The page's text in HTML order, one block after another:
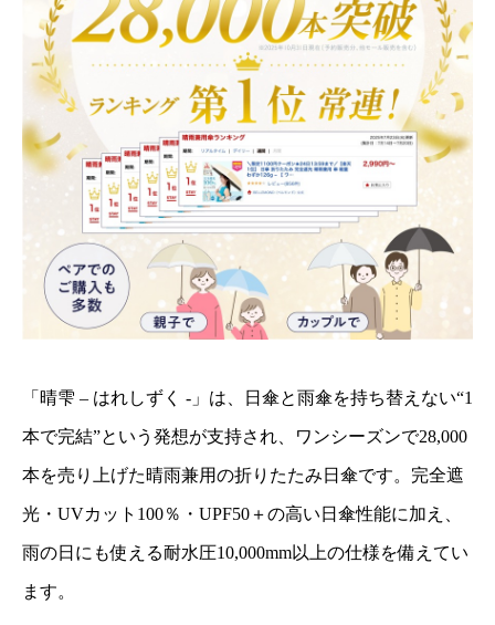
「晴雫 – はれしずく -」は、日傘と雨傘を持ち替えない“1
本で完結”という発想が支持され、ワンシーズンで28,000
本を売り上げた晴雨兼用の折りたたみ日傘です。完全遮
光・UVカット100％・UPF50＋の高い日傘性能に加え、
雨の日にも使える耐水圧10,000mm以上の仕様を備えてい
ます。